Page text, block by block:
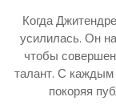
Когда
усилилась. Он
чтобы
талант. С
покоряя